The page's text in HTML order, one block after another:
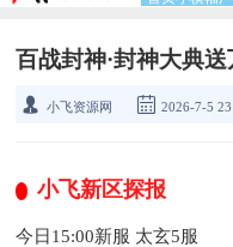
百战封神·封神大典送
小飞资源网 2026-7-5
小飞新区探报
今日15:00新服 太玄5服